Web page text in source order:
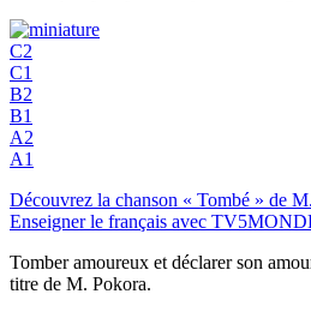
C2
C1
B2
B1
A2
A1
Découvrez la chanson « Tombé » de
Enseigner le français avec
Tomber amoureux et déclarer son
titre de M. Pokora.